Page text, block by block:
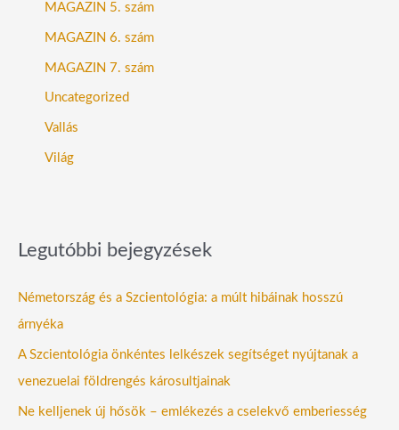
MAGAZIN 5. szám
MAGAZIN 6. szám
MAGAZIN 7. szám
Uncategorized
Vallás
Világ
Legutóbbi bejegyzések
Németország és a Szcientológia: a múlt hibáinak hosszú
árnyéka
A Szcientológia önkéntes lelkészek segítséget nyújtanak a
venezuelai földrengés károsultjainak
Ne kelljenek új hősök – emlékezés a cselekvő emberiesség